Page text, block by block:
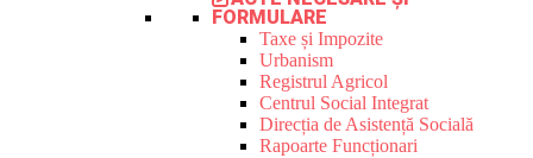
FORMULARE
Taxe și Impozite
Urbanism
Registrul Agricol
Centrul Social Integrat
Direcția de Asistență Socială
Rapoarte Funcționari